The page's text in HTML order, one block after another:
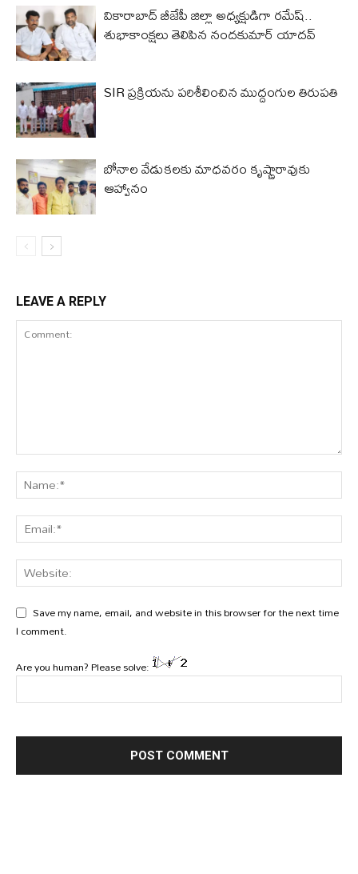
వికారాబాద్ బీజేపీ జిల్లా అధ్యక్షుడిగా రమేష్‌..
శుభాకాంక్షలు తెలిపిన నందకుమార్ యాదవ్
SIR ప్రక్రియను పరిశీలించిన ముద్దంగుల తిరుపతి
బోనాల వేడుకలకు మాధవరం కృష్ణారావుకు
ఆహ్వానం
LEAVE A REPLY
Save my name, email, and website in this browser for the next time
I comment.
Are you human? Please solve: